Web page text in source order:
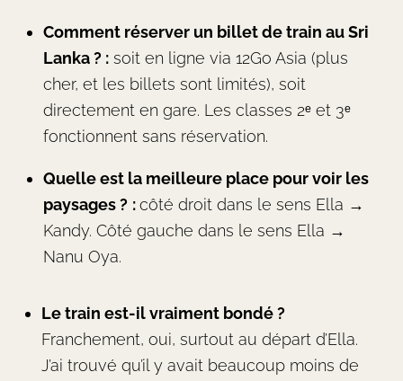
Comment réserver un billet de train au Sri
Lanka ? : soit en ligne via 12Go Asia (plus
cher, et les billets sont limités), soit
directement en gare. Les classes 2ᵉ et 3ᵉ
fonctionnent sans réservation.
Quelle est la meilleure place pour voir les
paysages ? :côté droit dans le sens Ella →
Kandy. Côté gauche dans le sens Ella →
Nanu Oya.
Le train est-il vraiment bondé ?
Franchement, oui, surtout au départ d’Ella.
J’ai trouvé qu’il y avait beaucoup moins de